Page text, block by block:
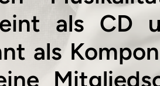
als CD
als